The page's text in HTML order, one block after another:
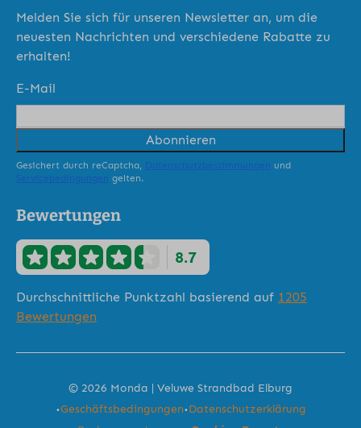
Melden Sie sich für unseren Newsletter an, um die
neuesten Nachrichten und verschiedene Rabatte zu
erhalten!
E-Mail
Abonnieren
Gesichert durch reCaptcha, Datenschutzbestimmungen und
Servicebedingungen gelten.
Bewertungen
8.7
Durchschnittliche Punktzahl basierend auf 1205
Bewertungen
© 2026 Monda | Veluwe Strandbad Elburg
·Geschäftsbedingungen·Datenschutzerklärung